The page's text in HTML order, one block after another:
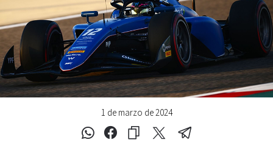
1 de marzo de 2024